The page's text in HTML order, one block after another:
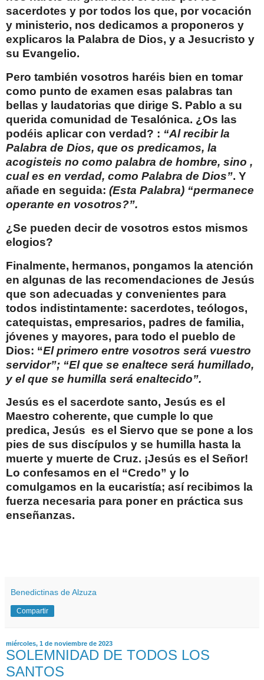
sacerdotes y por todos los que, por vocación
y ministerio, nos dedicamos a proponeros y
explicaros la Palabra de Dios, y a Jesucristo y
su Evangelio.
Pero también vosotros haréis bien en tomar
como punto de examen esas palabras tan
bellas y laudatorias que dirige S. Pablo a su
querida comunidad de Tesalónica. ¿Os las
podéis aplicar con verdad? : “Al recibir la
Palabra de Dios, que os predicamos, la
acogisteis no como palabra de hombre, sino ,
cual es en verdad, como Palabra de Dios”. Y
añade en seguida: (Esta Palabra) “permanece
operante en vosotros?”.
¿Se pueden decir de vosotros estos mismos
elogios?
Finalmente, hermanos, pongamos la atención
en algunas de las recomendaciones de Jesús
que son adecuadas y convenientes para
todos indistintamente: sacerdotes, teólogos,
catequistas, empresarios, padres de familia,
jóvenes y mayores, para todo el pueblo de
Dios: “El primero entre vosotros será vuestro
servidor”; “El que se enaltece será humillado,
y el que se humilla será enaltecido”.
Jesús es el sacerdote santo, Jesús es el
Maestro coherente, que cumple lo que
predica, Jesús es el Siervo que se pone a los
pies de sus discípulos y se humilla hasta la
muerte y muerte de Cruz. ¡Jesús es el Señor!
Lo confesamos en el “Credo” y lo
comulgamos en la eucaristía; así recibimos la
fuerza necesaria para poner en práctica sus
enseñanzas.
Benedictinas de Alzuza
Compartir
miércoles, 1 de noviembre de 2023
SOLEMNIDAD DE TODOS LOS
SANTOS